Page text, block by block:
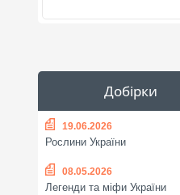
Добірки
19.06.2026
Рослини України
08.05.2026
Легенди та міфи України